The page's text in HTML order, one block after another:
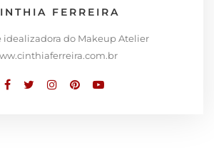
FERREIRA
idealizadora do Makeup Atelier